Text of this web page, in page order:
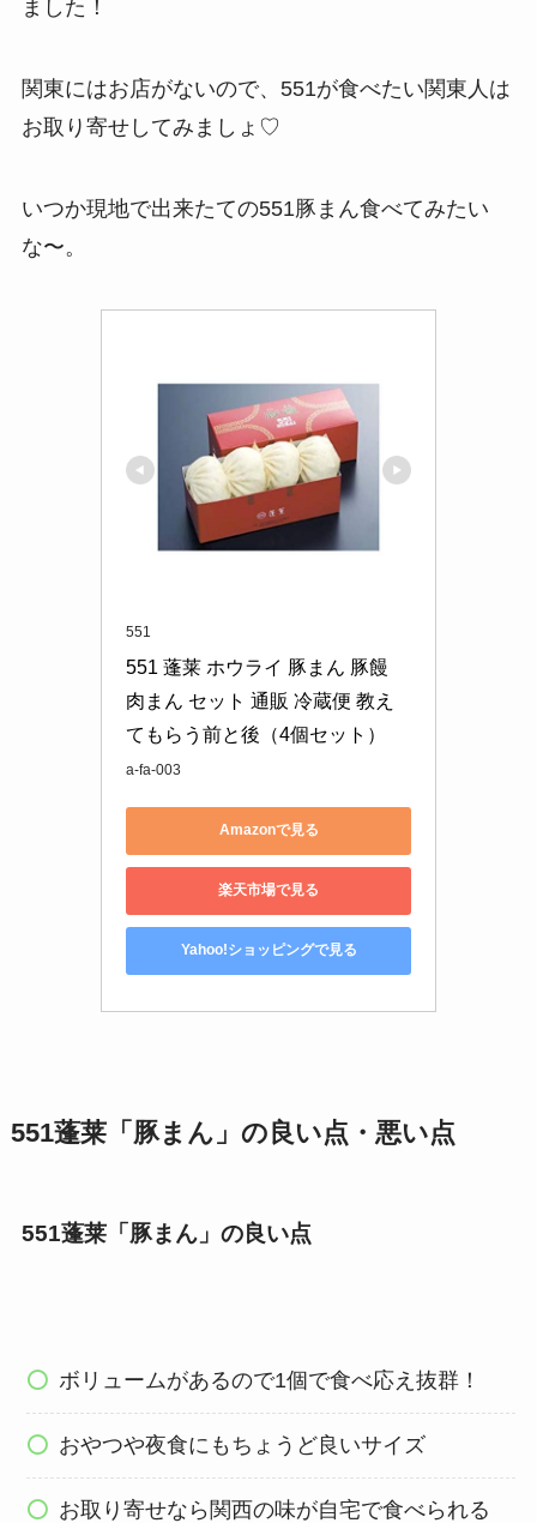
ました！
関東にはお店がないので、551が食べたい関東人は
お取り寄せしてみましょ♡
いつか現地で出来たての551豚まん食べてみたい
な〜。
551
551 蓬莱 ホウライ 豚まん 豚饅
肉まん セット 通販 冷蔵便 教え
てもらう前と後（4個セット）
a-fa-003
Amazonで見る
楽天市場で見る
Yahoo!ショッピングで見る
551蓬莱「豚まん」の良い点・悪い点
551蓬莱「豚まん」の良い点
ボリュームがあるので1個で食べ応え抜群！
おやつや夜食にもちょうど良いサイズ
お取り寄せなら関西の味が自宅で食べられる